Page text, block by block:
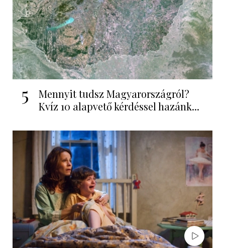
5
Mennyit tudsz Magyarországról?
Kvíz 10 alapvető kérdéssel hazánk...